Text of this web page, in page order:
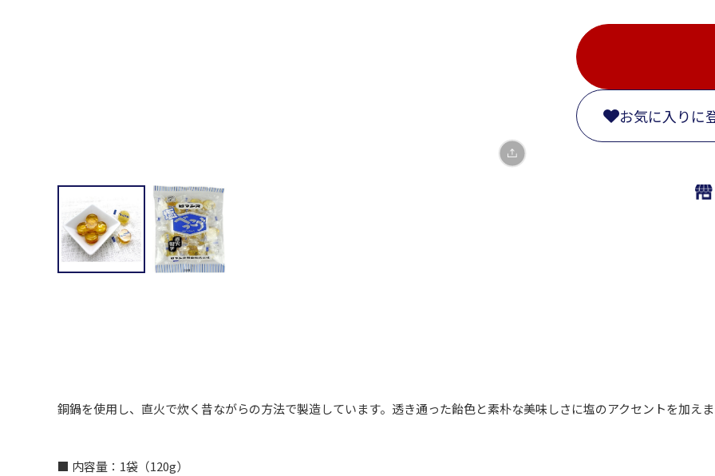
お気に入りに
銅鍋を使用し、直火で炊く昔ながらの方法で製造しています。透き通った飴色と素朴な美味しさに塩のアクセントを加え
■ 内容量：1袋（120g）